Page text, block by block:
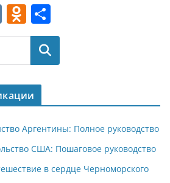
V
K
O
d
o
kl
a
ss
ni
ki
т
п
р
в
и
т
ь
Поиск
Аргентины: Полное руководство
США: Пошаговое руководство
в сердце Черноморского